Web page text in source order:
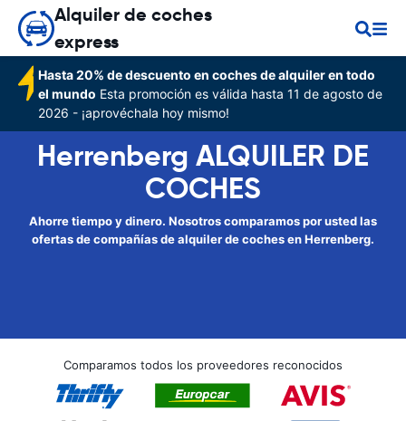
Alquiler de coches
express
Hasta 20% de descuento en coches de alquiler en todo
el mundo Esta promoción es válida hasta 11 de agosto de
2026 - ¡aprovéchala hoy mismo!
Herrenberg ALQUILER DE
COCHES
Ahorre tiempo y dinero. Nosotros comparamos por usted las
ofertas de compañías de alquiler de coches en Herrenberg.
Comparamos todos los proveedores reconocidos